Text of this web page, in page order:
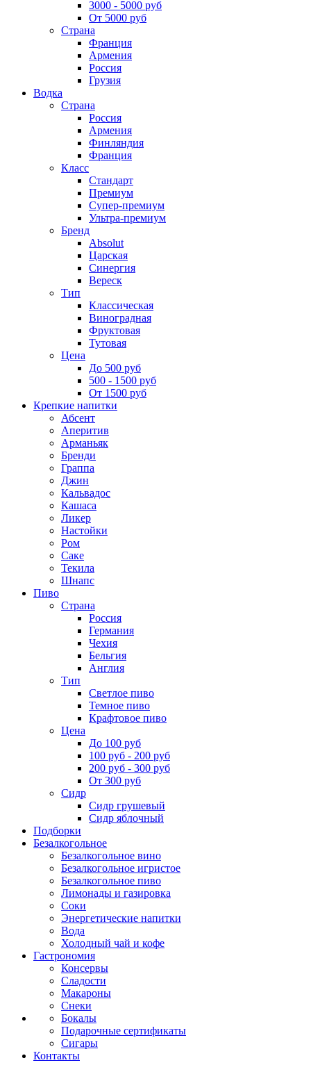
3000 - 5000 руб
От 5000 руб
Страна
Франция
Армения
Россия
Грузия
Водка
Страна
Россия
Армения
Финляндия
Франция
Класс
Стандарт
Премиум
Супер-премиум
Ультра-премиум
Бренд
Absolut
Царская
Синергия
Вереск
Тип
Классическая
Виноградная
Фруктовая
Тутовая
Цена
До 500 руб
500 - 1500 руб
От 1500 руб
Крепкие напитки
Абсент
Аперитив
Арманьяк
Бренди
Граппа
Джин
Кальвадос
Кашаса
Ликер
Настойки
Ром
Саке
Текила
Шнапс
Пиво
Страна
Россия
Германия
Чехия
Бельгия
Англия
Тип
Светлое пиво
Темное пиво
Крафтовое пиво
Цена
До 100 руб
100 руб - 200 руб
200 руб - 300 руб
От 300 руб
Сидр
Сидр грушевый
Сидр яблочный
Подборки
Безалкогольное
Безалкогольное вино
Безалкогольное игристое
Безалкогольное пиво
Лимонады и газировка
Соки
Энергетические напитки
Вода
Холодный чай и кофе
Гастрономия
Консервы
Сладости
Макароны
Снеки
Бокалы
Подарочные сертификаты
Сигары
Контакты